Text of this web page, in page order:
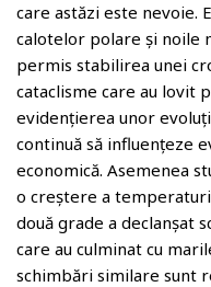
care astăzi este nevoie.
calotelor polare și noile
permis stabilirea unei
cataclisme care au lovit
evidențierea unor
continuă să influențeze
economică. Asemenea
o creștere a
două grade a declanșat
care au culminat cu
schimbări similare sunt